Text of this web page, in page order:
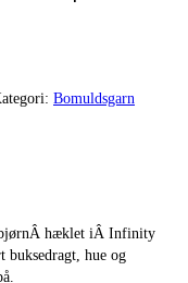
Bomuldsgarn
hæklet iÂ Infinity
buksedragt, hue og